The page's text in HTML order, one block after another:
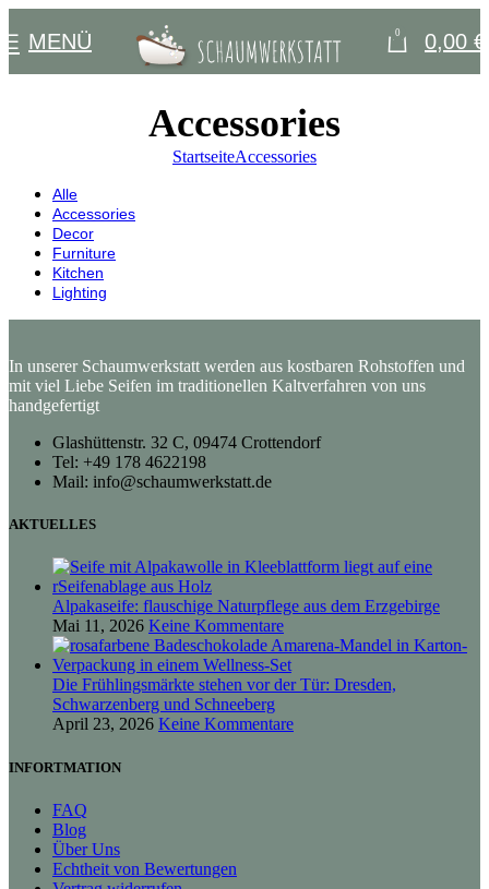
MENÜ 0 0,00 €
Accessories
StartseiteAccessories
Alle
Accessories
Decor
Furniture
Kitchen
Lighting
Accessories
Imperdiet mauris a nontin
Accessories
Potenti parturient parturie
In unserer Schaumwerkstatt werden aus kostbaren Rohstoffen und
mit viel Liebe Seifen im traditionellen Kaltverfahren von uns
handgefertigt
Glashüttenstr. 32 C, 09474 Crottendorf
Tel: +49 178 4622198
Mail: info@schaumwerkstatt.de
AKTUELLES
Alpakaseife: flauschige Naturpflege aus dem Erzgebirge
Mai 11, 2026 Keine Kommentare
Die Frühlingsmärkte stehen vor der Tür: Dresden,
Schwarzenberg und Schneeberg
April 23, 2026 Keine Kommentare
INFORTMATION
FAQ
Blog
Über Uns
Echtheit von Bewertungen